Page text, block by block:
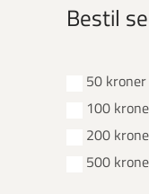
Bestil
50 kroner
100
200
500